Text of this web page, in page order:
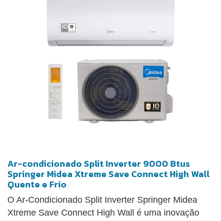
inclusive o seu ar-condicionado inverter voice. Com
o app, é possível acompanhar o funcionamento,
de maneira mais clara e objetiva, no seu
smartphone. Baixe o app LG ThinQ e descubra
novas experiências.
Ar-condicionado Split Inverter 9000 Btus
Springer Midea Xtreme Save Connect High Wall
Quente e Frio
O Ar-Condicionado Split Inverter Springer Midea
Xtreme Save Connect High Wall é uma inovação